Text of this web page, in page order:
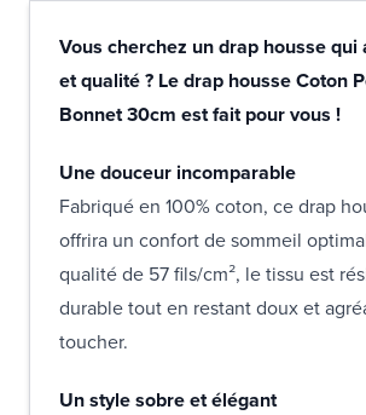
Vous cherchez un drap housse
et qualité ? Le drap housse Coton
Bonnet 30cm est fait pour vous !
Une douceur incomparable
Fabriqué en 100% coton, ce drap
offrira un confort de sommeil
qualité de 57 fils/cm², le tissu est
durable tout en restant doux et
toucher.
Un style sobre et élégant